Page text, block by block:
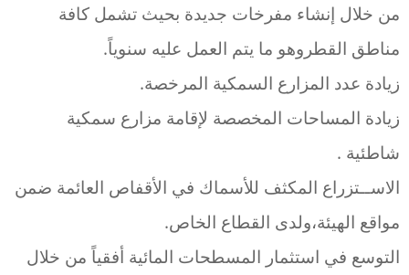
من خلال إنشاء مفرخات جديدة بحيث تشمل كافة
مناطق القطروهو ما يتم العمل عليه سنوياً.
زيادة عدد المزارع السمكية المرخصة.
زيادة المساحات المخصصة لإقامة مزارع سمكية
شاطئية .
الاســتزراع المكثف للأسماك في الأقفاص العائمة ضمن
مواقع الهيئة،ولدى القطاع الخاص.
التوسع في استثمار المسطحات المائية أفقياً من خلال